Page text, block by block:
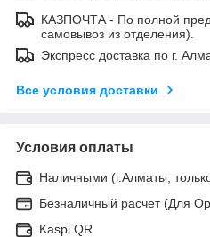
КАЗПОЧТА - По полной
самовывоз из отделения).
Экспресс доставка по г.
Все условия доставки
Условия оплаты
Наличными (г.Алматы,
Безналичный расчет (Для
Kaspi QR